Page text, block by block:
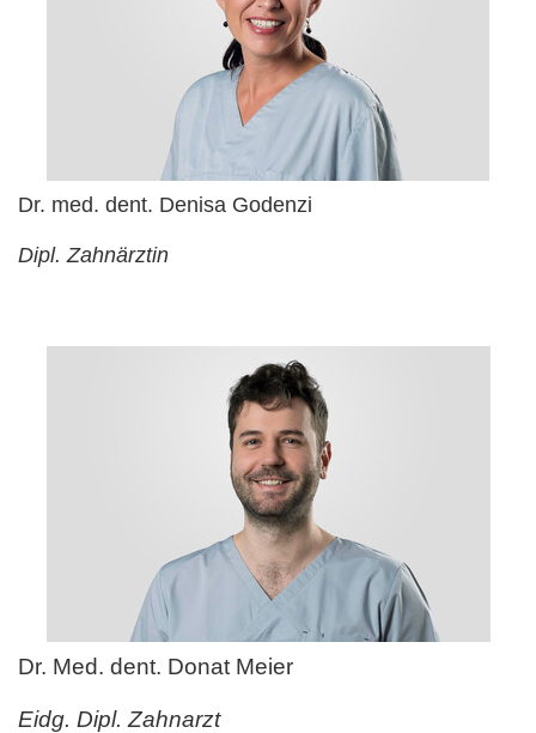
Dr. med. dent. Denisa Godenzi
Dipl. Zahnärztin
Dr. Med. dent. Donat Meier
Eidg. Dipl. Zahnarzt